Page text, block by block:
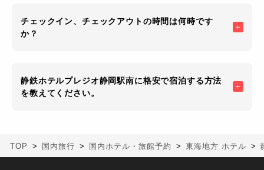
チェックイン、チェックアウトの時間は何時です
か？
静鉄ホテルプレジオ静岡駅南に格安で宿泊する方法
を教えてください。
TOP 国内旅行 国内ホテル・旅館予約 東海地方 ホテル